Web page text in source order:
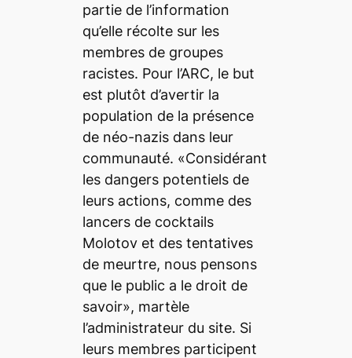
partie de l’information
qu’elle récolte sur les
membres de groupes
racistes. Pour l’ARC, le but
est plutôt d’avertir la
population de la présence
de néo-nazis dans leur
communauté. «Considérant
les dangers potentiels de
leurs actions, comme des
lancers de cocktails
Molotov et des tentatives
de meurtre, nous pensons
que le public a le droit de
savoir», martèle
l’administrateur du site. Si
leurs membres participent